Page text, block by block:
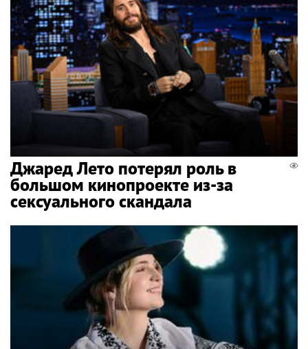
Джаред Лето потерял роль в
большом кинопроекте из-за
сексуального скандала